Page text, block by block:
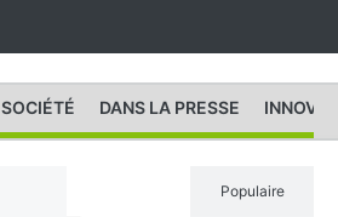
SOCIÉTÉ DANS LA PRESSE
Populaire